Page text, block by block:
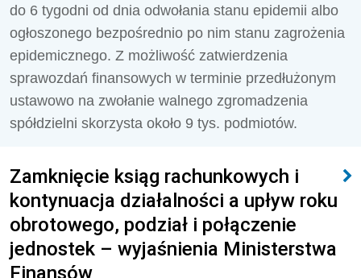
do 6 tygodni od dnia odwołania stanu epidemii albo
ogłoszonego bezpośrednio po nim stanu zagrożenia
epidemicznego. Z możliwość zatwierdzenia
sprawozdań finansowych w terminie przedłużonym
ustawowo na zwołanie walnego zgromadzenia
spółdzielni skorzysta około 9 tys. podmiotów.
Zamknięcie ksiąg rachunkowych i
kontynuacja działalności a upływ roku
obrotowego, podział i połączenie
jednostek – wyjaśnienia Ministerstwa
Finansów